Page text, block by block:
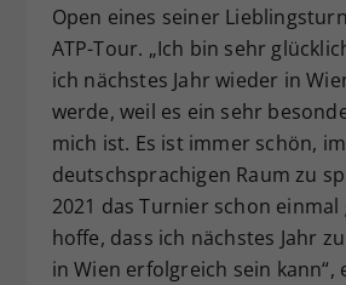
Open eines seiner
ATP-Tour. „Ich bin sehr
ich nächstes Jahr wieder in
werde, weil es ein sehr
mich ist. Es ist immer schön, im
deutschsprachigen Raum zu
2021 das Turnier schon
hoffe, dass ich nächstes Jahr
in Wien erfolgreich sein kann“,